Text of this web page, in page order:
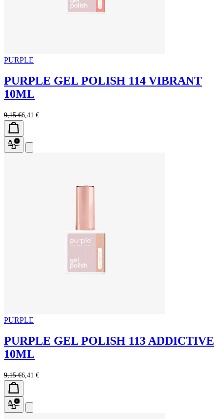
PURPLE
PURPLE GEL POLISH 114 VIBRANT
10ML
9,15 €6,41 €
PURPLE
PURPLE GEL POLISH 113 ADDICTIVE
10ML
9,15 €6,41 €